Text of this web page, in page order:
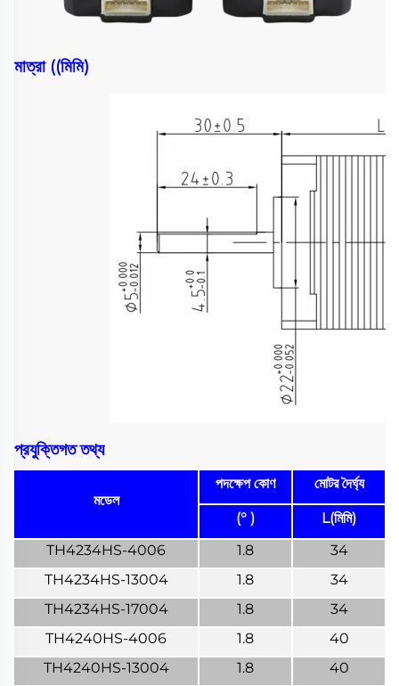
মাত্রা ((মিমি)
প্রযুক্তিগত তথ্য
মডেল
পদক্ষেপ কোণ মোটর দৈর্ঘ্য
(° )
L(মিমি)
TH4234HS-4006
1.8
34
TH4234HS-13004
1.8
34
TH4234HS-17004
1.8
34
TH4240HS-4006
1.8
40
TH4240HS-13004
1.8 40